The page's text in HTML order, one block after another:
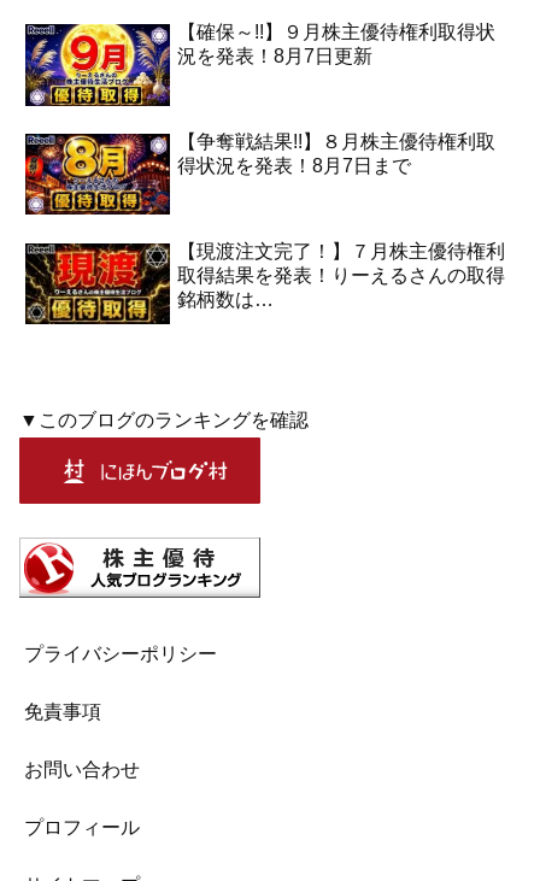
【確保～!!】９月株主優待権利取得状
況を発表！8月7日更新
【争奪戦結果!!】８月株主優待権利取
得状況を発表！8月7日まで
【現渡注文完了！】７月株主優待権利
取得結果を発表！りーえるさんの取得
銘柄数は…
▼このブログのランキングを確認
プライバシーポリシー
免責事項
お問い合わせ
プロフィール